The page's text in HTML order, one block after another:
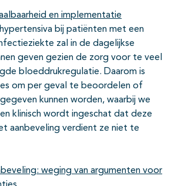
en implementatie
bij patiënten met een
zal in de dagelijkse
geven gezien de zorg voor te veel
bloeddrukregulatie. Daarom is
om per geval te beoordelen of
kunnen worden, waarbij we
klinisch wordt ingeschat dat deze
aanbeveling verdient ze niet te
weging van argumenten voor